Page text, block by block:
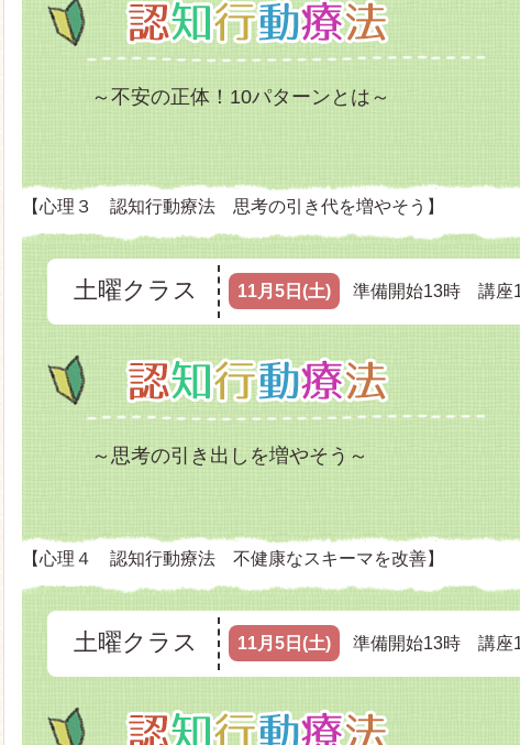
～不安の正体！10パターンとは～
【心理３ 認知行動療法 思考の引き代を増やそう】
土曜クラス 11月5日(土) 準備開始13時 講座
～思考の引き出しを増やそう～
【心理４ 認知行動療法 不健康なスキーマを改善】
土曜クラス 11月5日(土) 準備開始13時 講座